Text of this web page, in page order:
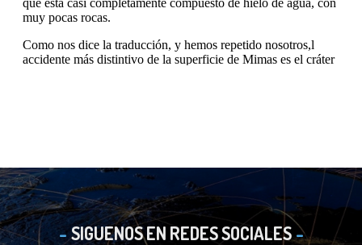
SIGUENOS EN REDES SOCIALES